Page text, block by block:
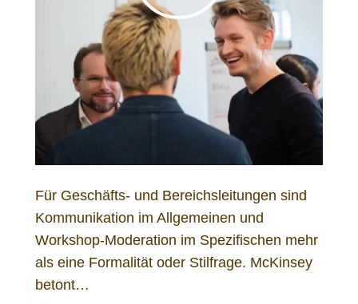
Für Geschäfts- und Bereichsleitungen sind
Kommunikation im Allgemeinen und
Workshop-Moderation im Spezifischen mehr
als eine Formalität oder Stilfrage. McKinsey
betont…